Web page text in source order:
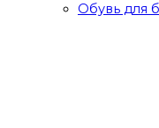
Обувь для